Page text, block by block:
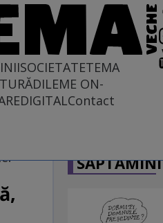
SOCIETATETEMA
DILEME ON-
DIGITALContact